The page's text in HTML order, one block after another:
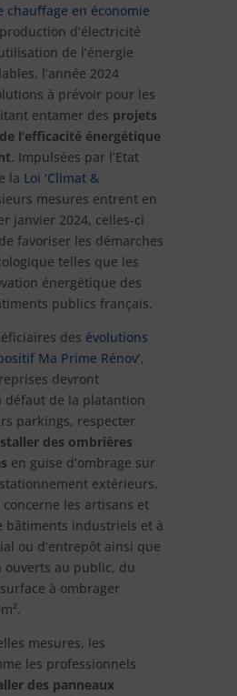
chauffage en économie
d’électricité
de l’énergie
l’année 2024
à prévoir pour les
entamer des projets
l’efficacité énergétique
. Impulsées par l’Etat
la Loi ‘Climat &
mesures entrent en
janvier 2024, celles-ci
favoriser les démarches
telles que les
énergétique des
publics français.
des évolutions
Ma Prime Rénov’,
devront
défaut de la platantion
parkings, respecter
des ombrières
en guise d’ombrage sur
extérieurs.
les artisans et
bâtiments industriels et à
ou d’entrepôt ainsi que
ouverts au public, du
à ombrager
mesures, les
les professionnels
des panneaux